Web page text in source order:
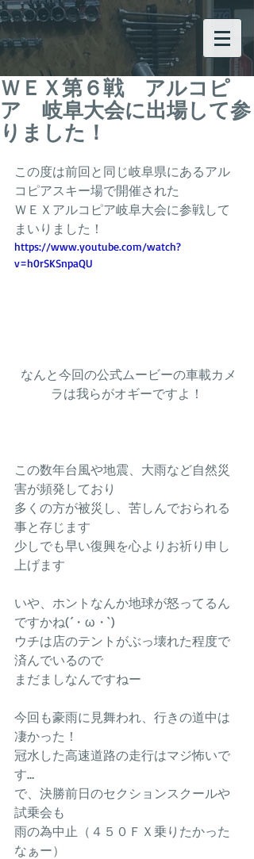
ＷＥＸ第６戦 アルコピ
ア 岐阜大会に出場して参
りました！
この度は前回と同じ岐阜県にあるアル
コピアスキー場で開催された
ＷＥＸアルコピア岐阜大会に参戦して
まいりました！
https://www.youtube.com/watch?
v=h0rSKSnpaQU
ラは我らがオギーですよ！
この数年台風や地震、大雨など自然災
害が頻発しており
多くの方が被災し、苦しんでおられる
事と存じます
少しでも早い復興を心よりお祈り申し
上げます
いや、ホントなんか地球が怒ってるん
ですかね(´・ω・`)
ウチは店のテントがぶっ壊れた程度で
済んでいるので
まだましなんですねー
今回も豪雨に見舞われ、行きの道中は
凄かった！
冠水した高速道路の走行はマジ怖いで
す…
で、決勝前日のセクションスクールや
試乗会も
雨の為中止（４５０ＦＸ乗りたかった
なぁー）